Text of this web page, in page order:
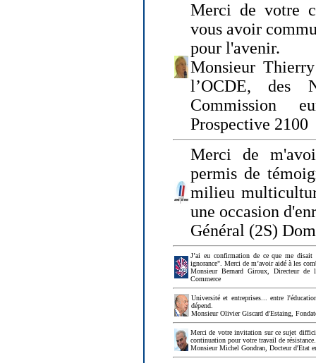
Merci de votre
vous avoir
pour l'avenir.
Monsieur
l’OCDE, des
Commission
Prospective 2100
Merci de
permis de
milieu
une occasion
Général (2S)
J’ai eu confirmation de ce que me disait
ignorance". Merci de m’avoir aidé à les
Monsieur Bernard Giroux, Directeur de
Commerce
Université et entreprises... entre
dépend.
Monsieur Olivier Giscard d'Estaing,
Merci de votre invitation sur ce sujet
continuation pour votre travail de
Monsieur Michel Gondran, Docteur d'Etat